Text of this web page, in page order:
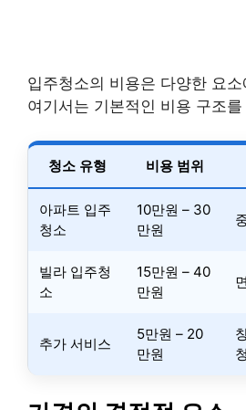
입주청소의 비용은 다양한 요
여기서는 기본적인 비용 구조
청소 유형 비용 범위
아파트 입주
청소
10만원 – 30
만원
빌라 입주청
소
15만원 – 40
만원
추가 서비스
5만원 – 20
만원